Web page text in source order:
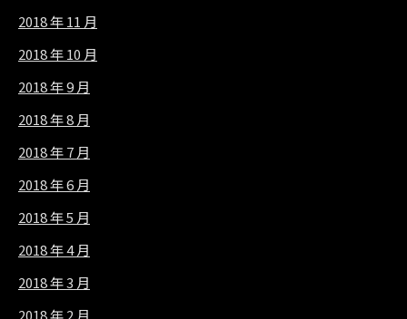
2018 年 11 月
2018 年 10 月
2018 年 9 月
2018 年 8 月
2018 年 7 月
2018 年 6 月
2018 年 5 月
2018 年 4 月
2018 年 3 月
2018 年 2 月